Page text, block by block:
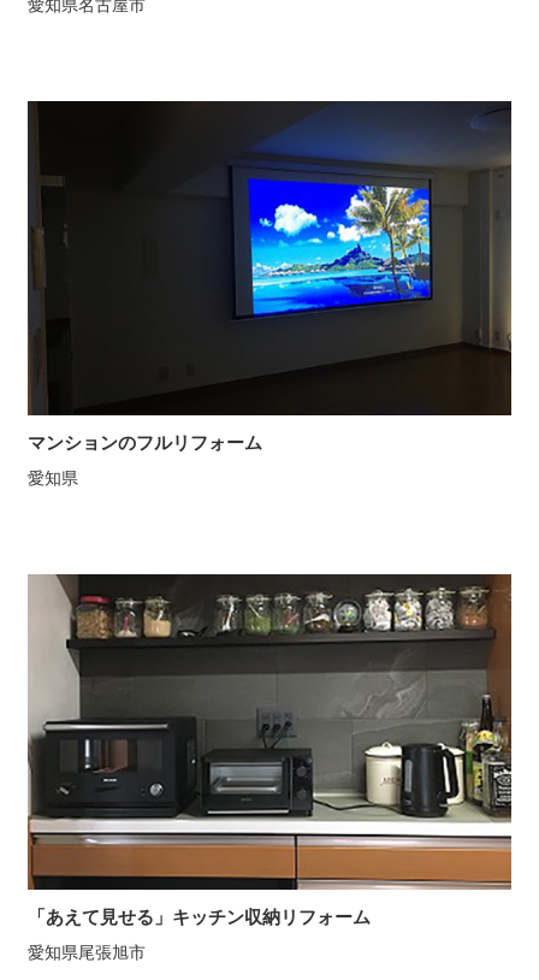
愛知県名古屋市
マンションのフルリフォーム
愛知県
「あえて見せる」キッチン収納リフォーム
愛知県尾張旭市